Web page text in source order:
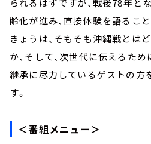
られるはずですが、戦後78年と
齢化が進み、直接体験を語るこ
きょうは、そもそも沖縄戦とは
か、そして、次世代に伝えるた
継承に尽力しているゲストの方
す。
＜番組メニュー＞